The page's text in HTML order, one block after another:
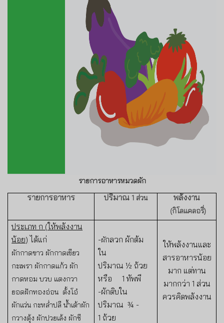
รายการอาหารหมวดผัก
รายการอาหาร ปริมาณ 1 ส่วน พลังงาน
(กิโลแคลอรี่)
ประเภท ก (ให้พลังงาน
น้อย) ได้แก่
ผักกาดขาว ผักกาดเขียว
กะเพรา ผักกาดแก้ว ผัก
กาดหอม บวบ แตงกวา
ยอดฝักทองอ่อน ตั้งโอ๋
ผักแว่น กะหล่ำปลี น้ำเต้าผัก
กวางตุ้ง ผักปวยเล้ง ผักชี
-ผักลวก ผักต้ม
ใน
ปริมาณ½ ถ้วย
หรือ
1ทัพพี
-ผักดิบใน
ปริมาณ ¾ -
1 ถ้วย
ให้พลังงานและ
สารอาหารน้อย
มาก แต่ทาน
มากกว่า 1 ส่วน
ควรคิดพลังงาน